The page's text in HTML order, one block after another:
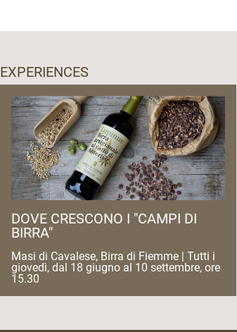
EXPERIENCES
DOVE CRESCONO I "CAMPI DI
BIRRA"
Masi di Cavalese, Birra di Fiemme | Tutti i
giovedì, dal 18 giugno al 10 settembre, ore
15.30